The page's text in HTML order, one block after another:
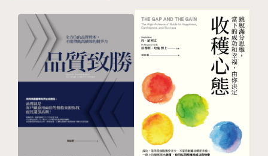
1930年代經濟大蕭條的噩夢將席捲重來？
而這次美元可能消失？
結果是沉淪毀滅，或逆勢轉進，取決於此刻我們能做哪
些準備。
作者/譯者/繪者簡介
作者：詹姆斯．瑞卡茲（James Rickards）
國際知名財經顧問、投資銀行家和風險經理人，在資本
市場擁有超過30年經驗，擅長領域包括資產部位管
資料來源
版權頁
封底